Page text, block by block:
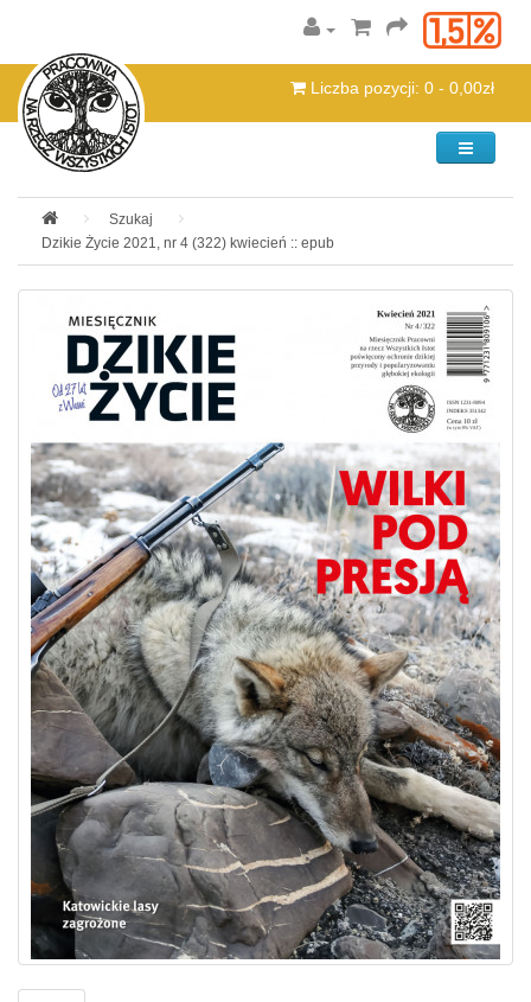
Liczba pozycji: 0 - 0,00zł
Kategorie
Szukaj
Dzikie Życie 2021, nr 4 (322) kwiecień :: epub